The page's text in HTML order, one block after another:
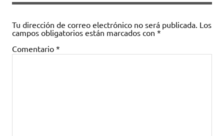
Tu dirección de correo electrónico no será publicada. Los
campos obligatorios están marcados con *
Comentario *